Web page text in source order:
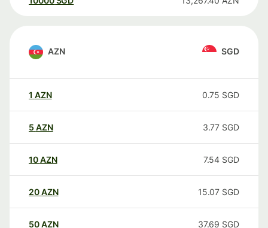
AZN SGD
1 AZN 0.75 SGD
5 AZN 3.77 SGD
10AZN 7.54 SGD
20AZN 15.07 SGD
50AZN 37.69 SGD